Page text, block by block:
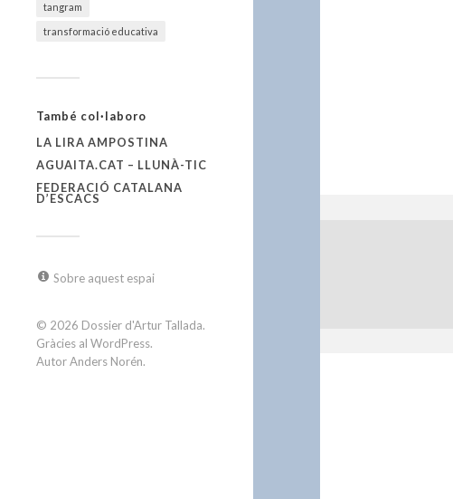
tangram
transformació educativa
També col·laboro
LA LIRA AMPOSTINA
AGUAITA.CAT – LLUNÀ-TIC
FEDERACIÓ CATALANA
D’ESCACS
Sobre aquest espai
© 2026 Dossier d'Artur Tallada.
Gràcies al WordPress.
AutorAnders Norén.